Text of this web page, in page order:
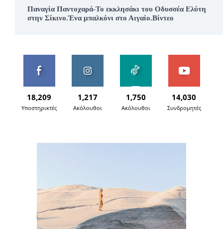
Παναγία Παντοχαρά-Το εκκλησάκι του Οδυσσέα Ελύτη
στην Σίκινο.Ένα μπαλκόνι στο Αιγαίο.Βίντεο
18,209
Υποστηρικτές
1,217
Ακόλουθοι
1,750
Ακόλουθοι
14,030
Συνδρομητές